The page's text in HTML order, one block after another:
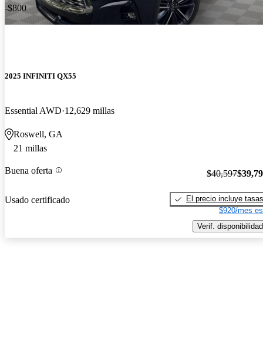
-$800
2025 INFINITI QX55
Essential AWD 12,629 millas
Roswell, GA
21 millas
Buena oferta
Usado certificado
$40,597
El precio incluye tasas
$920/mes
Verif. disponibilidad